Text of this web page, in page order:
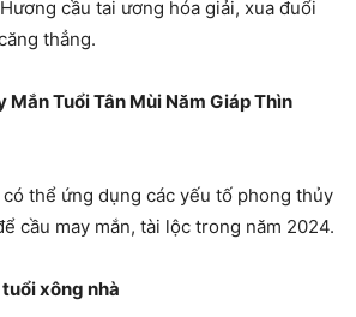
cầu tai ương hóa giải, xua đuổi
thẳng.
Mắn Tuổi Tân Mùi Năm Giáp Thìn
có thể ứng dụng các yếu tố phong thủy
cầu may mắn, tài lộc trong năm 2024.
xông nhà